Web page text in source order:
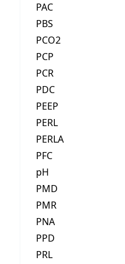
PAC
PBS
PCO2
PCP
PCR
PDC
PEEP
PERL
PERLA
PFC
pH
PMD
PMR
PNA
PPD
PRL